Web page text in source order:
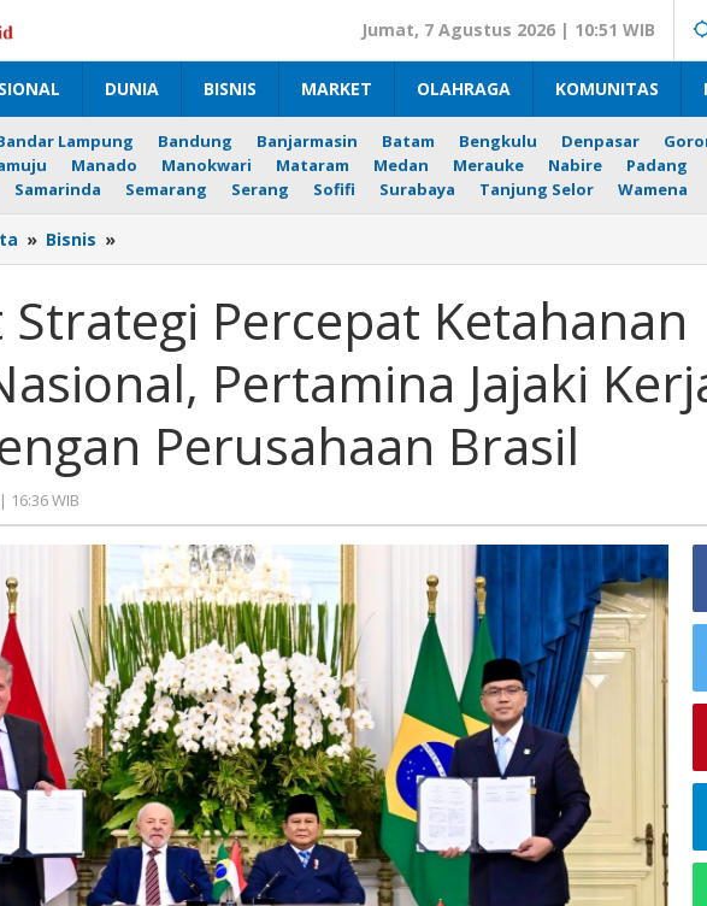
Jumat, 7 Agustus 2026 | 10:51 WIB
DUNIA BISNIS MARKET OLAHRAGA KOMUNITAS
Lampung Bandung Banjarmasin Batam Bengkulu Denpasar
Manado Manokwari Mataram Medan Merauke Nabire Padang
Samarinda Semarang Serang Sofifi Surabaya Tanjung Selor Wamena
» Bisnis »
Strategi
Ketahanan
Energi
Nasional,
Pertamina
Kerja
Sama
Brasil
Strategi Percepat Ketahanan
Pertamina Jajaki
Perusahaan Brasil
16:36 WIB
Editor